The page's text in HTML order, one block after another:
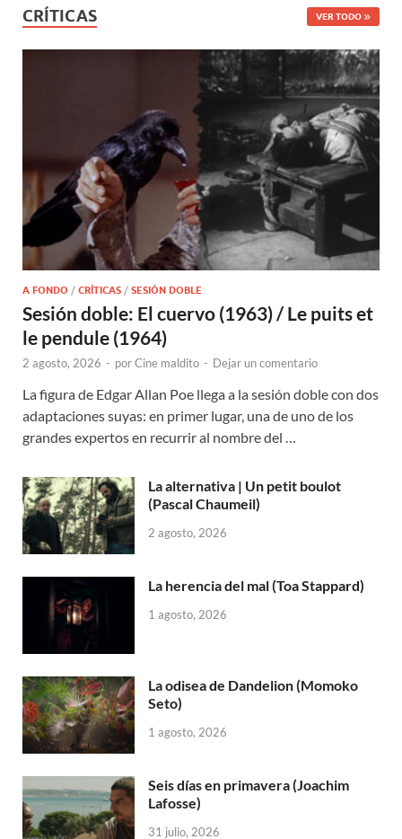
CRÍTICAS VER TODO
A FONDO / CRÍTICAS / SESIÓN DOBLE
Sesión doble: El cuervo (1963) / Le puits et
le pendule (1964)
2 agosto, 2026 - porCine maldito - Dejar un comentario
La figura de Edgar Allan Poe llega a la sesión doble con dos
adaptaciones suyas: en primer lugar, una de uno de los
grandes expertos en recurrir al nombre del …
La alternativa | Un petit boulot
(Pascal Chaumeil)
2 agosto, 2026
La herencia del mal (Toa Stappard)
1 agosto, 2026
La odisea de Dandelion (Momoko
Seto)
1 agosto, 2026
Seis días en primavera (Joachim
Lafosse)
31 julio, 2026